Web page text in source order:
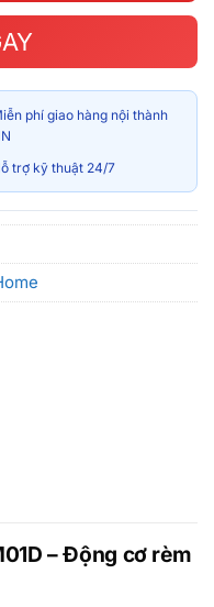
phí giao hàng nội thành
trợ kỹ thuật 24/7
– Động cơ rèm